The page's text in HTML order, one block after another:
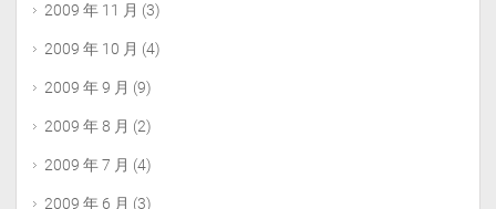
2009 年 11 月 (3)
2009 年 10 月 (4)
2009 年 9 月 (9)
2009 年 8 月 (2)
2009 年 7 月 (4)
2009 年 6 月 (3)